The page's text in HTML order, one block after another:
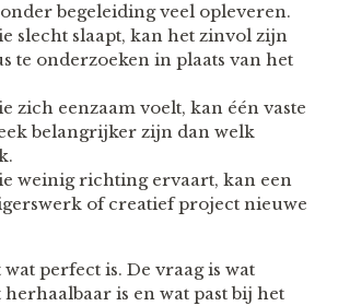
begeleiding veel opleveren.
slecht slaapt, kan het zinvol zijn
te onderzoeken in plaats van het
zich eenzaam voelt, kan één vaste
belangrijker zijn dan welk
weinig richting ervaart, kan een
of creatief project nieuwe
perfect is. De vraag is wat
herhaalbaar is en wat past bij het